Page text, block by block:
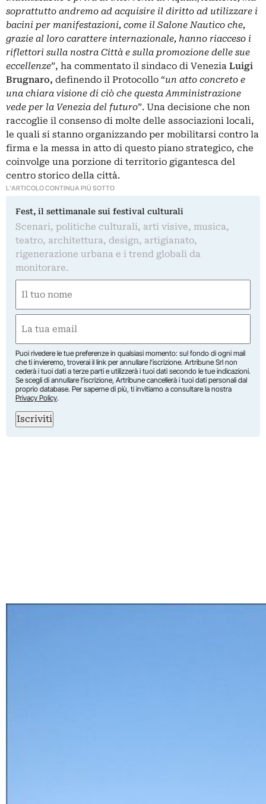
soprattutto andremo ad acquisire il diritto ad utilizzare i
bacini per manifestazioni, come il Salone Nautico che,
grazie al loro carattere internazionale, hanno riacceso i
riflettori sulla nostra Città e sulla promozione delle sue
eccellenze”, ha commentato il sindaco di Venezia Luigi
Brugnaro, definendo il Protocollo “un atto concreto e
una chiara visione di ciò che questa Amministrazione
vede per la Venezia del futuro”. Una decisione che non
raccoglie il consenso di molte delle associazioni locali,
le quali si stanno organizzando per mobilitarsi contro la
firma e la messa in atto di questo piano strategico, che
coinvolge una porzione di territorio gigantesca del
centro storico della città.
L'ARTICOLO CONTINUA PIÙ SOTTO
Fest, il settimanale sui festival culturali
Scenari, politiche culturali, arti visive, musica,
teatro, architettura, design, artigianato,
rigenerazione urbana e i trend globali da
monitorare.
(Obbligatorio)
Nome
(Obbligatorio)
Puoi rivedere le tue preferenze in qualsiasi momento: sul fondo di ogni mail
che ti invieremo, troverai il link per annullare l’iscrizione. Artribune Srl non
cederà i tuoi dati a terze parti e utilizzerà i tuoi dati secondo le tue indicazioni.
Se scegli di annullare l’iscrizione, Artribune cancellerà i tuoi dati personali dal
proprio database. Per saperne di più, ti invitiamo a consultare la nostra
Privacy Policy.
Iscriviti